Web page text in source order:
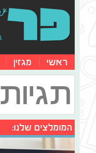
ראשי מגזין
תגיות
המומלצים שלנו: